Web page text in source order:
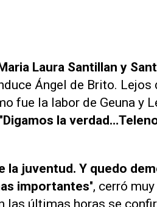
Laura Santillan y
Ángel de Brito. Lejos
fue la labor de Geuna y
Digamos la verdad…
la juventud. Y quedo
importantes", cerró
las últimas horas se